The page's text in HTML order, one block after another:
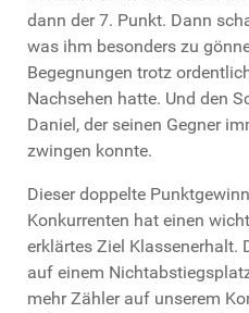
dann der 7. Punkt. Dann
was ihm besonders zu
Begegnungen trotz
Nachsehen hatte. Und den
Daniel, der seinen Gegner
zwingen konnte.
Dieser doppelte
Konkurrenten hat einen
erklärtes Ziel Klassenerhalt.
auf einem
mehr Zähler auf unserem